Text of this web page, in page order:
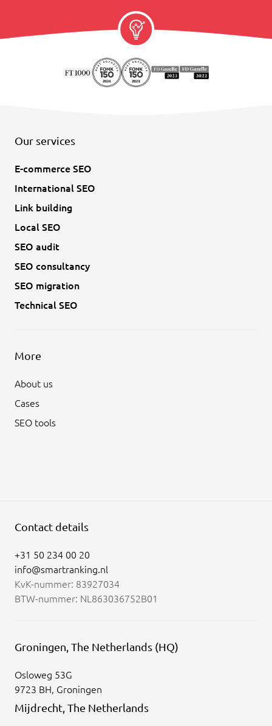
Our services
E-commerce SEO
International SEO
Link building
Local SEO
SEO audit
SEO consultancy
SEO migration
Technical SEO
More
About us
Cases
SEO tools
Contact details
+31 50 234 00 20
info@smartranking.nl
KvK-nummer: 83927034
BTW-nummer: NL863036752B01
Groningen, The Netherlands (HQ)
Osloweg 53G
9723 BH, Groningen
Mijdrecht, The Netherlands